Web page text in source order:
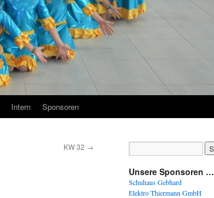
Intern Sponsoren
KW 32 →
Unsere Sponsoren …
Schuhaus Gebhard
Elektro Thiermann GmbH